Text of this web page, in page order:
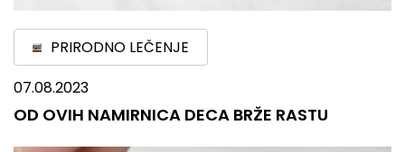
PRIRODNO LEČENJE
07.08.2023
OD OVIH NAMIRNICA DECA BRŽE RASTU